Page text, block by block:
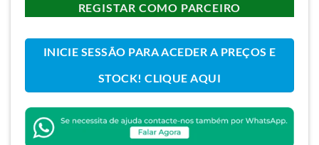
REGISTAR COMO PARCEIRO
INICIE SESSÃO PARA ACEDER A PREÇOS E
STOCK! CLIQUE AQUI